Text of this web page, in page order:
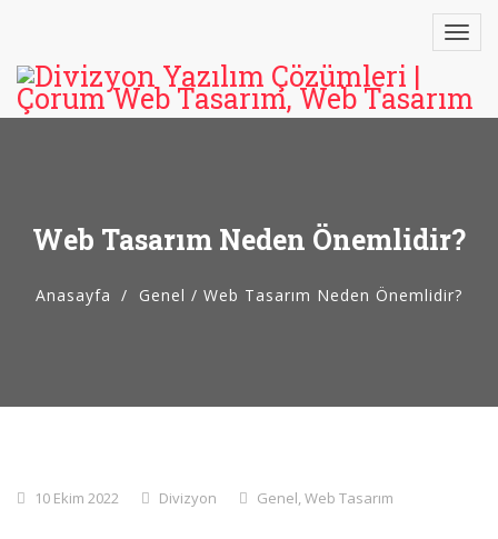
Web Tasarım Neden Önemlidir?
Anasayfa Genel / Web Tasarım Neden Önemlidir?
10 Ekim 2022 Divizyon Genel,Web Tasarım